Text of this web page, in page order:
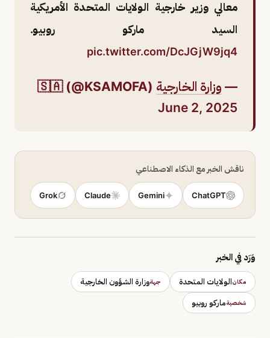
معالي وزير خارجية الولايات المتحدة الأمريكية
السيد ماركو روبيو.
pic.twitter.com/DcJGjW9jq4
— وزارة الخارجية
June 2, 2025
ناقش الخبر مع الذكاء الاصطناعي
ChatGPT
Gemini
Claude
Grok
وَرَد في الخبر
مكانالولايات المتحدة جهةوزارة الشؤون الخارجية
شخصيةماركو روبيو